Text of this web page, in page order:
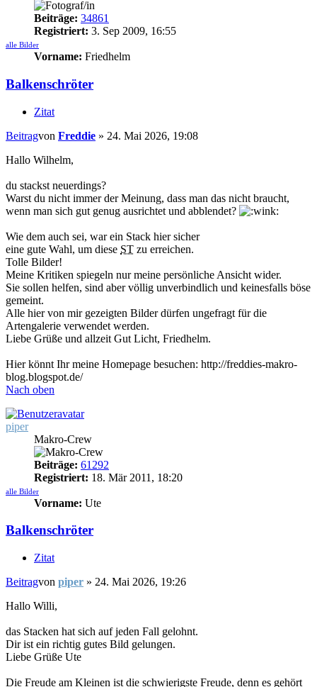
Beiträge: 34861
Registriert: 3. Sep 2009, 16:55
alle Bilder
Vorname: Friedhelm
Balkenschröter
Zitat
Beitragvon Freddie » 24. Mai 2026, 19:08
Hallo Wilhelm,
du stackst neuerdings?
Warst du nicht immer der Meinung, dass man das nicht braucht,
wenn man sich gut genug ausrichtet und abblendet?
Wie dem auch sei, war ein Stack hier sicher
eine gute Wahl, um diese ST zu erreichen.
Tolle Bilder!
Meine Kritiken spiegeln nur meine persönliche Ansicht wider.
Sie sollen helfen, sind aber völlig unverbindlich und keinesfalls böse
gemeint.
Alle hier von mir gezeigten Bilder dürfen ungefragt für die
Artengalerie verwendet werden.
Liebe Grüße und allzeit Gut Licht, Friedhelm.
Hier könnt Ihr meine Homepage besuchen: http://freddies-makro-
blog.blogspot.de/
Nach oben
piper
Makro-Crew
Beiträge: 61292
Registriert: 18. Mär 2011, 18:20
alle Bilder
Vorname: Ute
Balkenschröter
Zitat
Beitragvon piper » 24. Mai 2026, 19:26
Hallo Willi,
das Stacken hat sich auf jeden Fall gelohnt.
Dir ist ein richtig gutes Bild gelungen.
Liebe Grüße Ute
Die Freude am Kleinen ist die schwierigste Freude, denn es gehört